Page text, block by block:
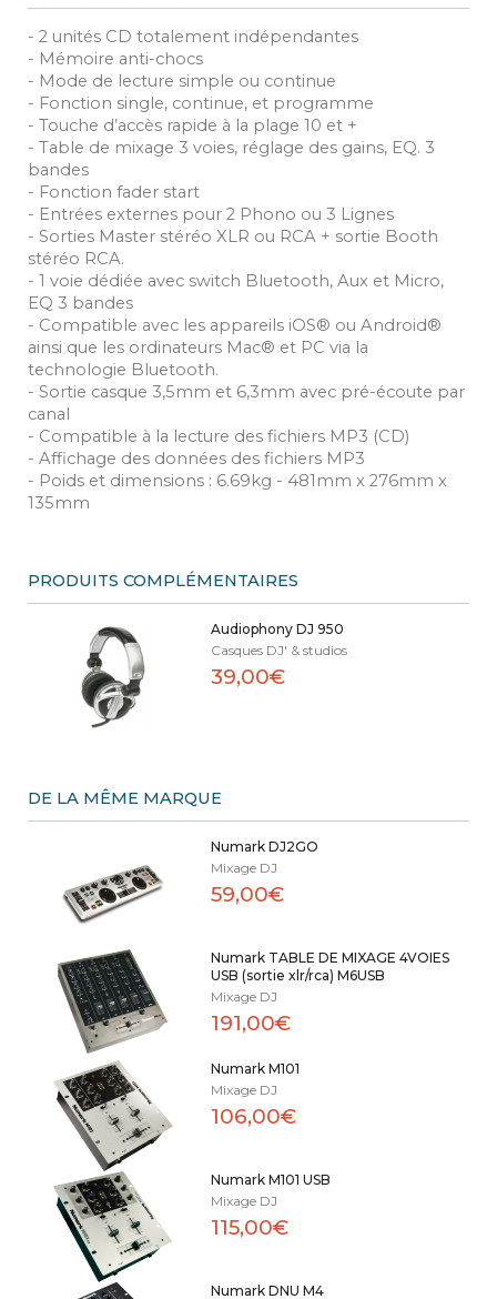
- 2 unités CD totalement indépendantes
- Mémoire anti-chocs
- Mode de lecture simple ou continue
- Fonction single, continue, et programme
- Touche d’accès rapide à la plage 10 et +
- Table de mixage 3 voies, réglage des gains, EQ. 3
bandes
- Fonction fader start
- Entrées externes pour 2 Phono ou 3 Lignes
- Sorties Master stéréo XLR ou RCA + sortie Booth
stéréo RCA.
- 1 voie dédiée avec switch Bluetooth, Aux et Micro,
EQ 3 bandes
- Compatible avec les appareils iOS® ou Android®
ainsi que les ordinateurs Mac® et PC via la
technologie Bluetooth.
- Sortie casque 3,5mm et 6,3mm avec pré-écoute par
canal
- Compatible à la lecture des fichiers MP3 (CD)
- Affichage des données des fichiers MP3
- Poids et dimensions : 6.69kg - 481mm x 276mm x
135mm
PRODUITS COMPLÉMENTAIRES
Audiophony DJ 950
Casques DJ' & studios
39,00€
DE LA MÊME MARQUE
Numark DJ2GO
Mixage DJ
59,00€
Numark TABLE DE MIXAGE 4VOIES
USB (sortie xlr/rca) M6USB
Mixage DJ
191,00€
Numark M101
Mixage DJ
106,00€
Numark M101 USB
Mixage DJ
115,00€
Numark DNU M4